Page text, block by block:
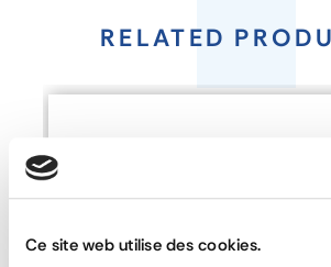
Ce site web utilise des cookies.
FEATURES
RELATED